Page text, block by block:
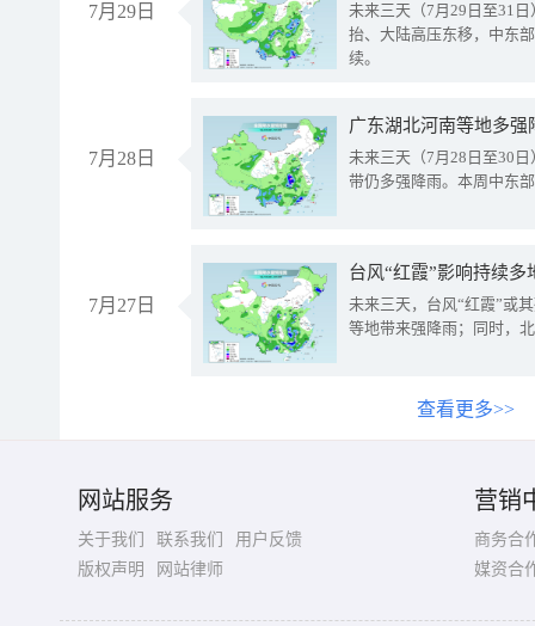
7月29日
未来三天（7月29日至31
抬、大陆高压东移，中东
续。
7月28日
广东湖北河南等地多
未来三天（7月28日至30
带仍多强降雨。本周中东
7月27日
台风“红霞”影响持续
未来三天，台风“红霞”或
等地带来强降雨；同时，
查看更多>>
网站服务
关于我们 联系我们
用户反馈
版权声明
网站律师
营销
商务合
媒资合